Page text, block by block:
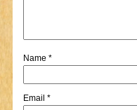
Name *
Email *